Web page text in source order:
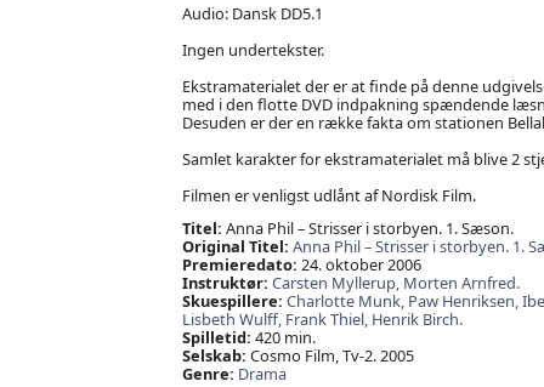
Audio: Dansk DD5.1
Ingen undertekster.
Ekstramaterialet der er at finde på denne
med i den flotte DVD indpakning spændende
Desuden er der en række fakta om stationen
Samlet karakter for ekstramaterialet må blive 2
Filmen er venligst udlånt af Nordisk Film.
Titel: Anna Phil – Strisser i storbyen. 1. Sæson.
Original Titel: Anna Phil – Strisser i storbyen. 1.
Premieredato: 24. oktober 2006
Instruktør: Carsten Myllerup, Morten Arnfred.
Skuespillere: Charlotte Munk, Paw Henriksen,
Lisbeth Wulff, Frank Thiel, Henrik Birch.
Spilletid: 420 min.
Selskab: Cosmo Film, Tv-2. 2005
Genre: Drama